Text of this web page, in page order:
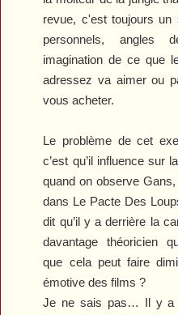
revue, c'est toujours un
personnels, angles
imagination de ce que
adressez va aimer ou
vous acheter.
Le problème de cet
c’est qu’il influence sur
quand on observe
dans Le Pacte Des
dit qu’il y a derrière la
davantage théoricien
que cela peut faire
émotive des films ?
Je ne sais pas… Il y a